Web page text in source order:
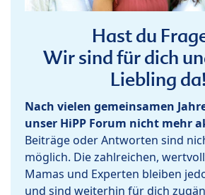
Hast du
Wir sind für dich
Liebling da!
Nach vielen gemeinsamen
unser HiPP Forum nicht mehr
Beiträge oder Antworten sind
möglich. Die zahlreichen,
Mamas und Experten bleiben
und sind weiterhin für dich